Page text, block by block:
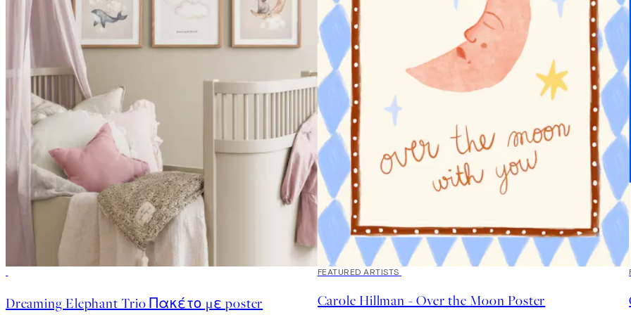
Dreaming Elephant Trio Πακέτο με poster
40%*
FEATURED ARTISTS
Carole Hillman - Over the Moon Poster